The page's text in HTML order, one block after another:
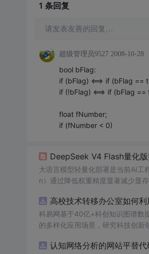
1 条回复
请发表友善的回复…
超级管理员9527 2008-10-28
bool bFlag:
if (bFlag) <==> if (bFlag ==
if (!bFlag) <==> if (bFlag ==
float fNumber;
if (fNumber < 0)
DeepSeek V4 Flash量化
大语言模型轻量化部署是当前AI
n）通过降低权重精度显著减少显
量变体，配合Q5_K_M级别GGUF
高校技术转移办公室如何
科易网基于40亿+科创知识图谱数
的多样化应用场景，研究科技创新
认知网络分析的网站平替